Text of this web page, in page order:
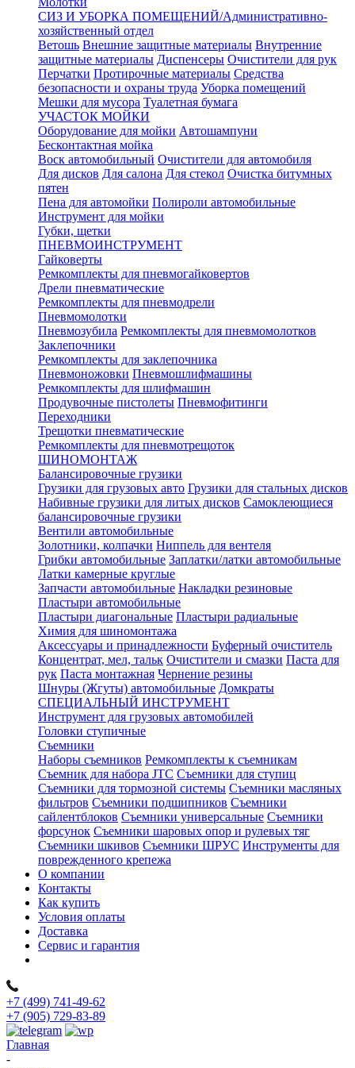
СИЗ И УБОРКА ПОМЕЩЕНИЙ/Административно-
хозяйственный отдел
Ветошь Внешние защитные материалы Внутренние
защитные материалы Диспенсеры Очистители для рук
Перчатки Протирочные материалы Средства
безопасности и охраны труда Уборка помещений
Мешки для мусора Туалетная бумага
УЧАСТОК МОЙКИ
Оборудование для мойки Автошампуни
Бесконтактная мойка
Воск автомобильный Очистители для автомобиля
Для дисков Для салона Для стекол Очистка битумных
пятен
Пена для автомойки Полироли автомобильные
Инструмент для мойки
Губки, щетки
ПНЕВМОИНСТРУМЕНТ
Гайковерты
Ремкомплекты для пневмогайковертов
Дрели пневматические
Ремкомплекты для пневмодрели
Пневмомолотки
Пневмозубила Ремкомплекты для пневмомолотков
Заклепочники
Ремкомплекты для заклепочника
Пневмоножовки Пневмошлифмашины
Ремкомплекты для шлифмашин
Продувочные пистолеты Пневмофитинги
Переходники
Трещотки пневматические
Ремкомплекты для пневмотрещоток
ШИНОМОНТАЖ
Балансировочные грузики
Грузики для грузовых авто Грузики для стальных дисков
Набивные грузики для литых дисков Самоклеющиеся
балансировочные грузики
Вентили автомобильные
Золотники, колпачки Ниппель для вентеля
Грибки автомобильные Заплатки/латки автомобильные
Латки камерные круглые
Запчасти автомобильные Накладки резиновые
Пластыри автомобильные
Пластыри диагональные Пластыри радиальные
Химия для шиномонтажа
Аксессуары и принадлежности Буферный очиститель
Концентрат, мел, тальк Очистители и смазки Паста для
рук Паста монтажная Чернение резины
Шнуры (Жгуты) автомобильные Домкраты
СПЕЦИАЛЬНЫЙ ИНСТРУМЕНТ
Инструмент для грузовых автомобилей
Головки ступичные
Съемники
Наборы съемников Ремкомплекты к съемникам
Съемник для набора JTC Съемники для ступиц
Съемники для тормозной системы Съемники масляных
фильтров Съемники подшипников Съемники
сайлентблоков Съемники универсальные Съемники
форсунок Съемники шаровых опор и рулевых тяг
Съемники шкивов Съемники ШРУС Инструменты для
поврежденного крепежа
О компании
Контакты
Как купить
Условия оплаты
Доставка
Сервис и гарантия
+7 (499) 741-49-62
+7 (905) 729-83-89
Главная
-